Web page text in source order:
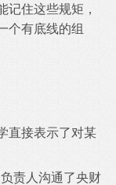
记住这些规矩，
个有底线的组
直接表示了对某
责人沟通了央财